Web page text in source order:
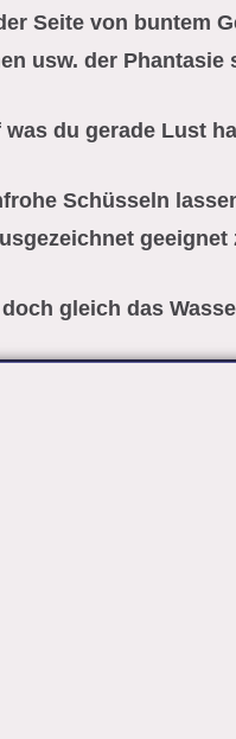
Seite von buntem
usw. der Phantasie
du gerade Lust
Schüsseln
geeignet
gleich das